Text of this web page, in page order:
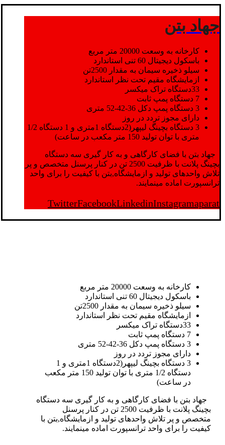
جهاد بتن
کارخانه به وسعت 20000 متر مربع
باسکول دیجیتال 60 تنی استاندارد
سیلو ذخیره سیمان به مقدار 2500تن
ازمایشگاه مقیم تحت نظر استاندارد
33دستگاه تراک میکسر
7 دستگاه پمپ ثابت
3 دستگاه پمپ دکل 36-42-52 متری
دارای مجوز تردد در روز
3 دستگاه بچینگ لیپهر(2دستگاه 1متری و 1 دستگاه 1/2
متری با توان تولید 150 متر مکعب در ساعت)
جهاد بتن با فضای کارگاهی و به کار گیری سه دستگاه
بچینگ پلانت با ظرفیت 2500 تن در کنار پرسنل متخصص و پر
تلاش واحدهای تولید و ازمایشگاه,بتن با کیفیت را برای واحد
ترانسپورت اماده مینمایند.
TwitterFacebookLinkedinInstagramaparat
کارخانه به وسعت 20000 متر مربع
باسکول دیجیتال 60 تنی استاندارد
سیلو ذخیره سیمان به مقدار 2500تن
ازمایشگاه مقیم تحت نظر استاندارد
33دستگاه تراک میکسر
7 دستگاه پمپ ثابت
3 دستگاه پمپ دکل 36-42-52 متری
دارای مجوز تردد در روز
3 دستگاه بچینگ لیپهر(2دستگاه 1متری و 1
دستگاه 1/2 متری با توان تولید 150 متر مکعب
در ساعت)
جهاد بتن با فضای کارگاهی و به کار گیری سه دستگاه
بچینگ پلانت با ظرفیت 2500 تن در کنار پرسنل
متخصص و پر تلاش واحدهای تولید و ازمایشگاه,بتن با
کیفیت را برای واحد ترانسپورت اماده مینمایند.